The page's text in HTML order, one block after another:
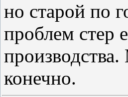
но старой по
проблем стер
конечно.